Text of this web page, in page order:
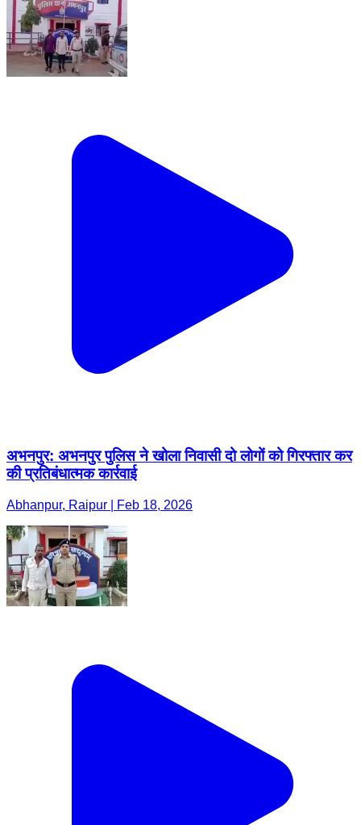
अभनपुर: अभनपुर पुलिस ने खोला निवासी दो लोगों को गिरफ्तार कर
की प्रतिबंधात्मक कार्रवाई
Abhanpur, Raipur | Feb 18, 2026